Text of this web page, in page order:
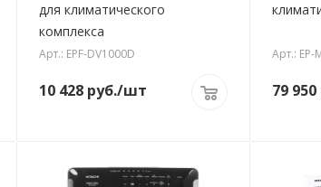
для климатического
комплекса
Арт.: EPF-DV1000D
10 428 руб./шт
Арт.: EP-
79 950